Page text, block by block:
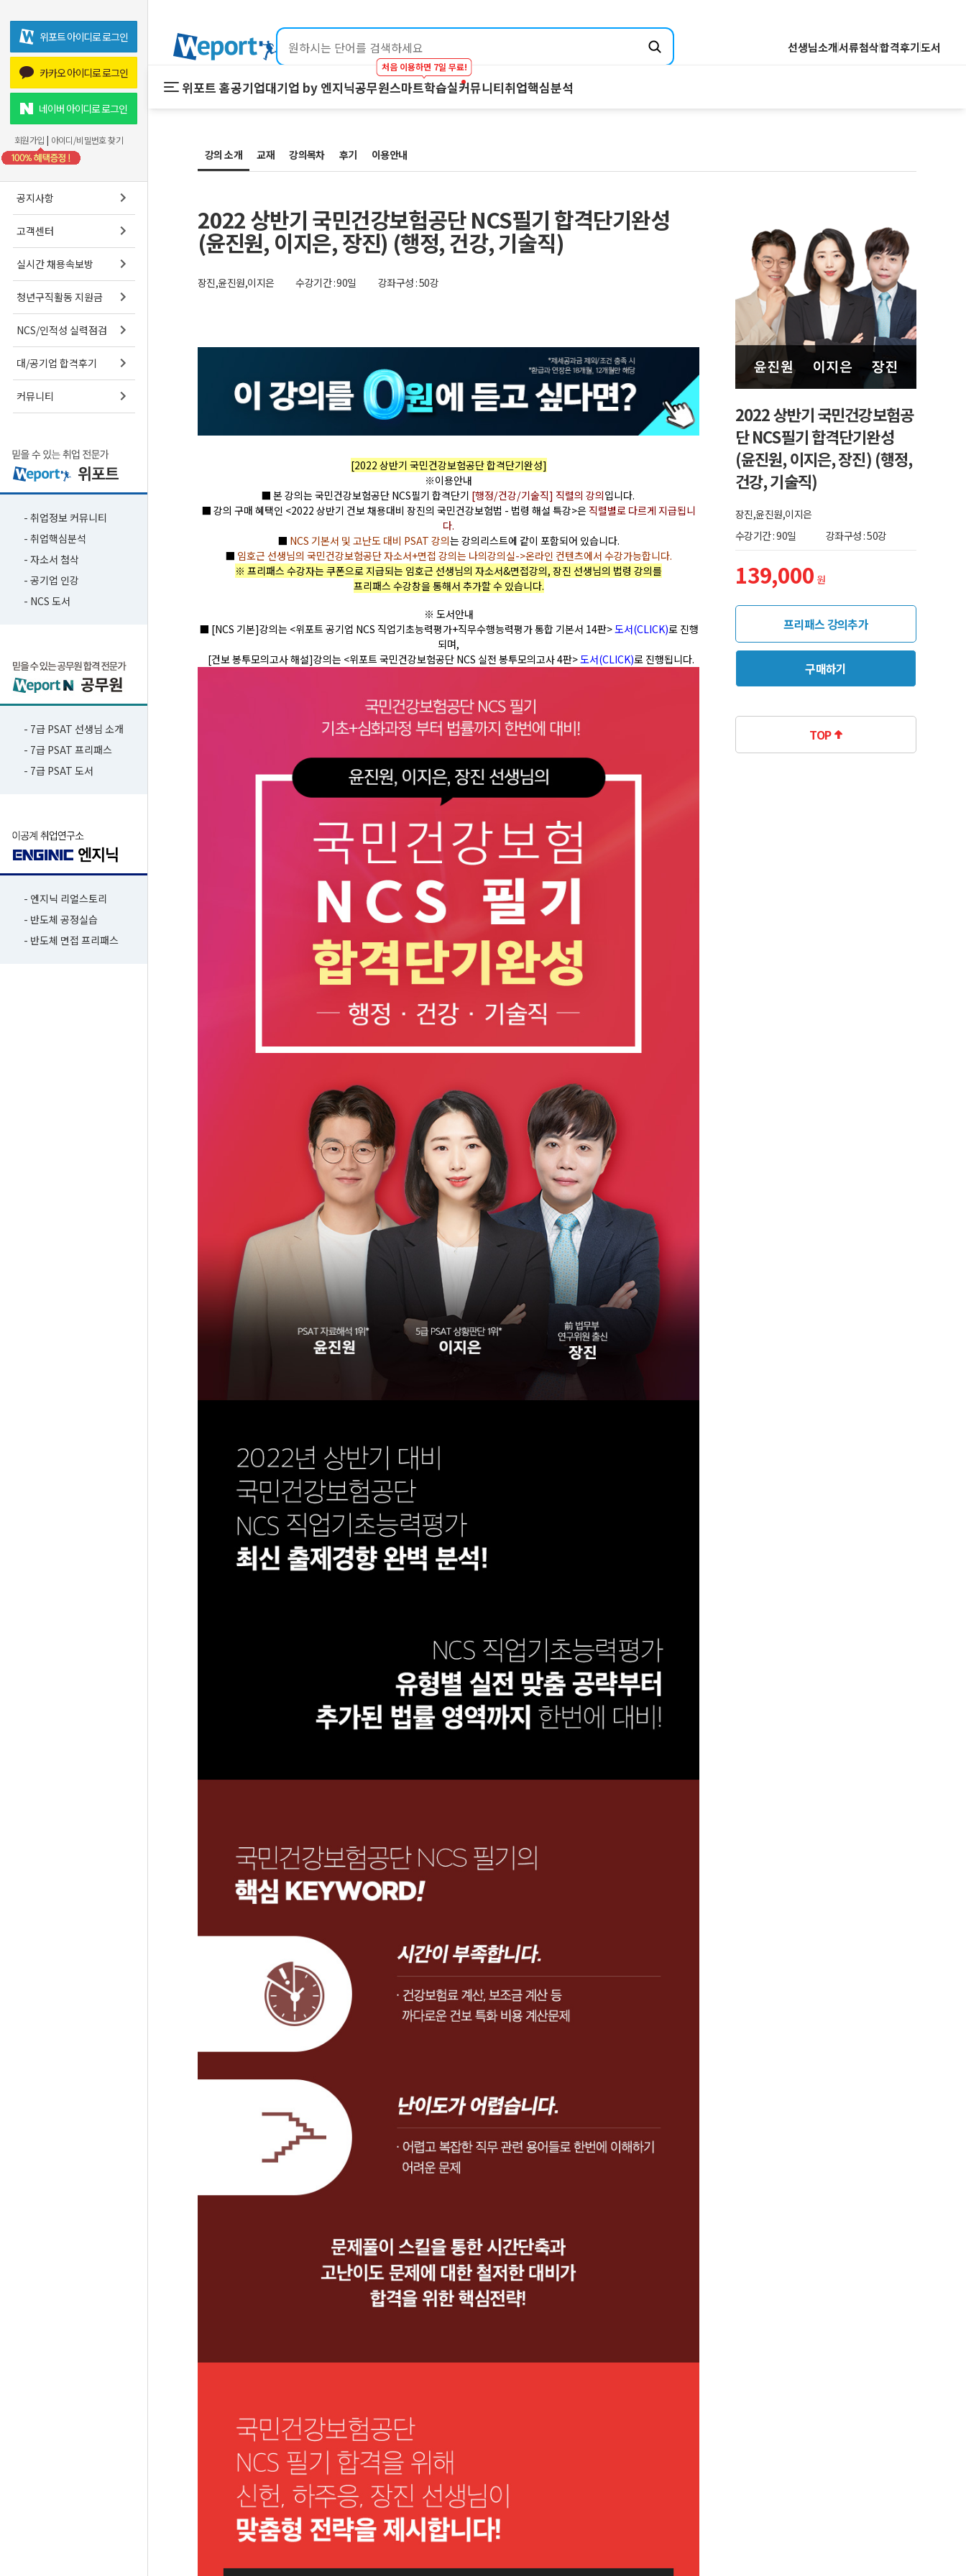
위포트 아이디로 로그인
카카오 아이디로 로그인
네이버 아이디로 로그인
회원가입 | 아이디/비밀번호 찾기
공지사항
고객센터
실시간 채용속보방
청년구직활동 지원금
NCS/인적성 실력점검
대/공기업 합격후기
커뮤니티
- 취업정보 커뮤니티
- 취업핵심분석
- 자소서 첨삭
- 공기업 인강
- NCS 도서
- 7급 PSAT 선생님 소개
- 7급 PSAT 프리패스
- 7급 PSAT 도서
- 엔지닉 리얼스토리
- 반도체 공정실습
- 반도체 면접 프리패스
선생님소개서류첨삭합격후기도서
위포트 홈공기업대기업 by 엔지닉공무원스마트학습실
처음 이용하면 7일 무료!
커뮤니티취업핵심분석
프리패스
스마트학습실
스마트학습실
학원 강의
마이노트
강의 Q&A
FAQ
전공핵심분석
강의 소개 교재 강의목차 후기 이용안내
2022 상반기 국민건강보험공단 NCS필기 합격단기완성
(윤진원, 이지은, 장진) (행정, 건강, 기술직)
장진,윤진원,이지은 수강기간 : 90일 강좌구성 : 50강
[2022 상반기 국민건강보험공단 합격단기완성]
※이용안내
■ 본 강의는 국민건강보험공단 NCS필기 합격단기 [행정/건강/기술직] 직렬의 강의입니다.
■ 강의 구매 혜택인 <2022 상반기 건보 채용대비 장진의 국민건강보험법 - 법령 해설 특강>은 직렬별로 다르게 지급됩니
다.
■ NCS 기본서 및 고난도 대비 PSAT 강의는 강의리스트에 같이 포함되어 있습니다.
■ 임호근 선생님의 국민건강보험공단 자소서+면접 강의는 나의강의실->온라인 컨텐츠에서 수강가능합니다.
※ 프리패스 수강자는 쿠폰으로 지급되는 임호근 선생님의 자소서&면접강의, 장진 선생님의 법령 강의를
프리패스 수강창을 통해서 추가할 수 있습니다.
※ 도서안내
■ [NCS 기본]강의는 <위포트 공기업 NCS 직업기초능력평가+직무수행능력평가 통합 기본서 14판>도서(CLICK)로 진행
되며,
[건보 봉투모의고사 해설]강의는 <위포트 국민건강보험공단 NCS 실전 봉투모의고사 4판>도서(CLICK)로 진행됩니다.
2022 상반기 국민건강보험공
단 NCS필기 합격단기완성
(윤진원, 이지은, 장진) (행정,
건강, 기술직)
장진,윤진원,이지은
수강기간 : 90일
강좌구성 : 50강
139,000 원
프리패스 강의추가
구매하기
TOP